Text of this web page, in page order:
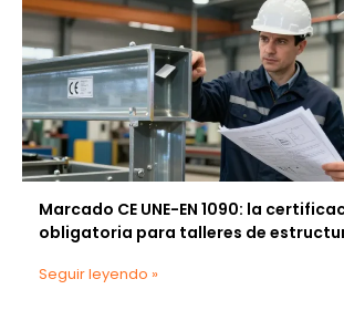
Marcado CE UNE-EN 1090: la
obligatoria para talleres de
Seguir leyendo »